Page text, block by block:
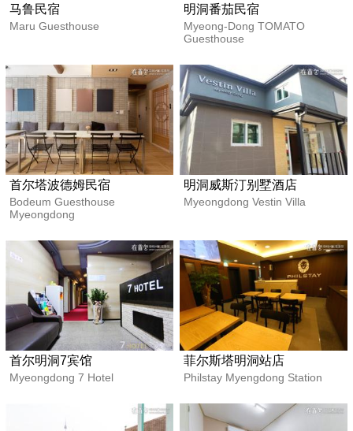
马鲁民宿
Maru Guesthouse
明洞番茄民宿
Myeong-Dong TOMATO
Guesthouse
首尔塔波德姆民宿
Bodeum Guesthouse
Myeongdong
明洞威斯汀别墅酒店
Myeongdong Vestin Villa
首尔明洞7宾馆
Myeongdong 7 Hotel
菲尔斯塔明洞站店
Philstay Myengdong Station